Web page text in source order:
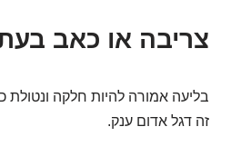
צריבה או כאב
בליעה אמורה להיות חלקה
זה דגל אדום ענק.